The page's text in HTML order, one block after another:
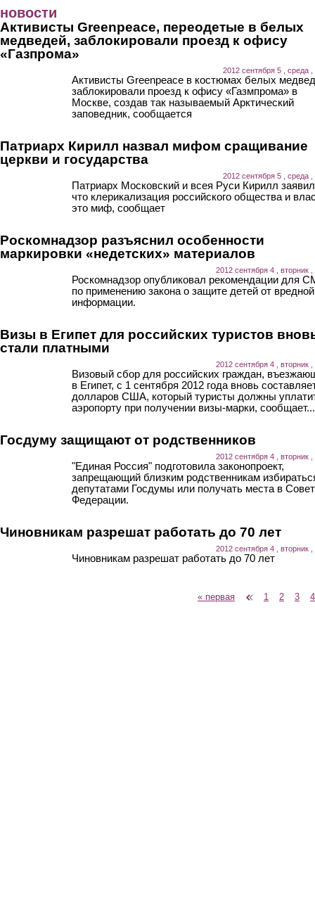
новости
Активисты Greenpeace, переодетые в белых
медведей, заблокировали проезд к офису
«Газпрома»
2012 сентября 5 , среда ,
Активисты Greenpeace в костюмах белых
заблокировали проезд к офису «Газмпрома» в
Москве, создав так называемый Арктический
заповедник, сообщается
Патриарх Кирилл назвал мифом сращивание
церкви и государства
2012 сентября 5 , среда ,
Патриарх Московский и всея Руси Кирилл
что клерикализация российского общества и
это миф, сообщает
Роскомнадзор разъяснил особенности
маркировки «недетских» материалов
2012 сентября 4 , вторник ,
Роскомнадзор опубликовал рекомендации для
по применению закона о защите детей от вредной
информации.
Визы в Египет для российских туристов
стали платными
2012 сентября 4 , вторник ,
Визовый сбор для российских граждан,
в Египет, с 1 сентября 2012 года вновь
долларов США, который туристы должны
аэропорту при получении визы-марки, сообщает...
Госдуму защищают от родственников
2012 сентября 4 , вторник ,
"Единая Россия" подготовила законопроект,
запрещающий близким родственникам
депутатами Госдумы или получать места в
Федерации.
Чиновникам разрешат работать до 70 лет
2012 сентября 4 , вторник ,
Чиновникам разрешат работать до 70 лет
« первая 1 2 3 4